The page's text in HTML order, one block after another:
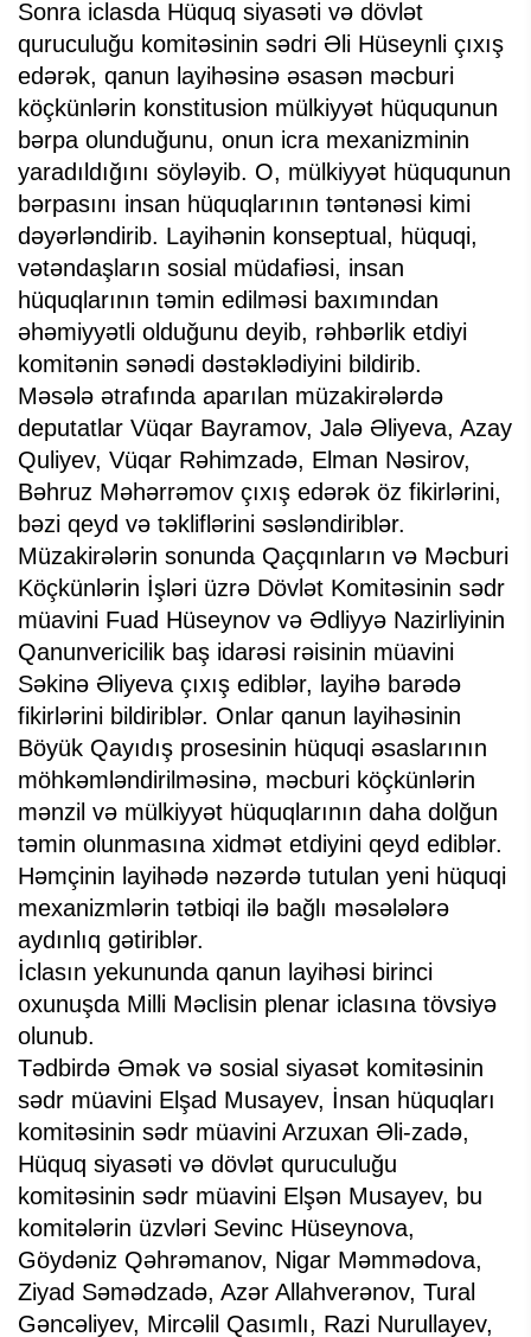
Sonra iclasda Hüquq siyasəti və dövlət
quruculuğu komitəsinin sədri Əli Hüseynli çıxış
edərək, qanun layihəsinə əsasən məcburi
köçkünlərin konstitusion mülkiyyət hüququnun
bərpa olunduğunu, onun icra mexanizminin
yaradıldığını söyləyib. O, mülkiyyət hüququnun
bərpasını insan hüquqlarının təntənəsi kimi
dəyərləndirib. Layihənin konseptual, hüquqi,
vətəndaşların sosial müdafiəsi, insan
hüquqlarının təmin edilməsi baxımından
əhəmiyyətli olduğunu deyib, rəhbərlik etdiyi
komitənin sənədi dəstəklədiyini bildirib.
Məsələ ətrafında aparılan müzakirələrdə
deputatlar Vüqar Bayramov, Jalə Əliyeva, Azay
Quliyev, Vüqar Rəhimzadə, Elman Nəsirov,
Bəhruz Məhərrəmov çıxış edərək öz fikirlərini,
bəzi qeyd və təkliflərini səsləndiriblər.
Müzakirələrin sonunda Qaçqınların və Məcburi
Köçkünlərin İşləri üzrə Dövlət Komitəsinin sədr
müavini Fuad Hüseynov və Ədliyyə Nazirliyinin
Qanunvericilik baş idarəsi rəisinin müavini
Səkinə Əliyeva çıxış ediblər, layihə barədə
fikirlərini bildiriblər. Onlar qanun layihəsinin
Böyük Qayıdış prosesinin hüquqi əsaslarının
möhkəmləndirilməsinə, məcburi köçkünlərin
mənzil və mülkiyyət hüquqlarının daha dolğun
təmin olunmasına xidmət etdiyini qeyd ediblər.
Həmçinin layihədə nəzərdə tutulan yeni hüquqi
mexanizmlərin tətbiqi ilə bağlı məsələlərə
aydınlıq gətiriblər.
İclasın yekununda qanun layihəsi birinci
oxunuşda Milli Məclisin plenar iclasına tövsiyə
olunub.
Tədbirdə Əmək və sosial siyasət komitəsinin
sədr müavini Elşad Musayev, İnsan hüquqları
komitəsinin sədr müavini Arzuxan Əli-zadə,
Hüquq siyasəti və dövlət quruculuğu
komitəsinin sədr müavini Elşən Musayev, bu
komitələrin üzvləri Sevinc Hüseynova,
Göydəniz Qəhrəmanov, Nigar Məmmədova,
Ziyad Səmədzadə, Azər Allahverənov, Tural
Gəncəliyev, Mircəlil Qasımlı, Razi Nurullayev,